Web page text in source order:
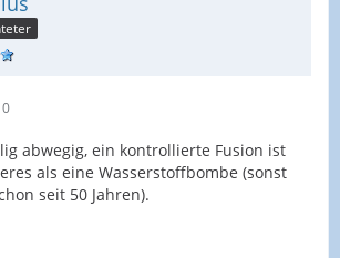
abwegig, ein kontrollierte Fusion ist
als eine Wasserstoffbombe (sonst
seit 50 Jahren).